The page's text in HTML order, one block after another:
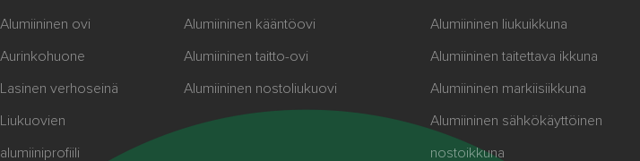
Alumiininen ovi
Aurinkohuone
Lasinen verhoseinä
Liukuovien
alumiiniprofiili
Alumiininen kääntöovi
Alumiininen taitto-ovi
Alumiininen nostoliukuovi
Alumiininen liukuikkuna
Alumiininen taitettava ikkuna
Alumiininen markiisiikkuna
Alumiininen sähkökäyttöinen
nostoikkuna